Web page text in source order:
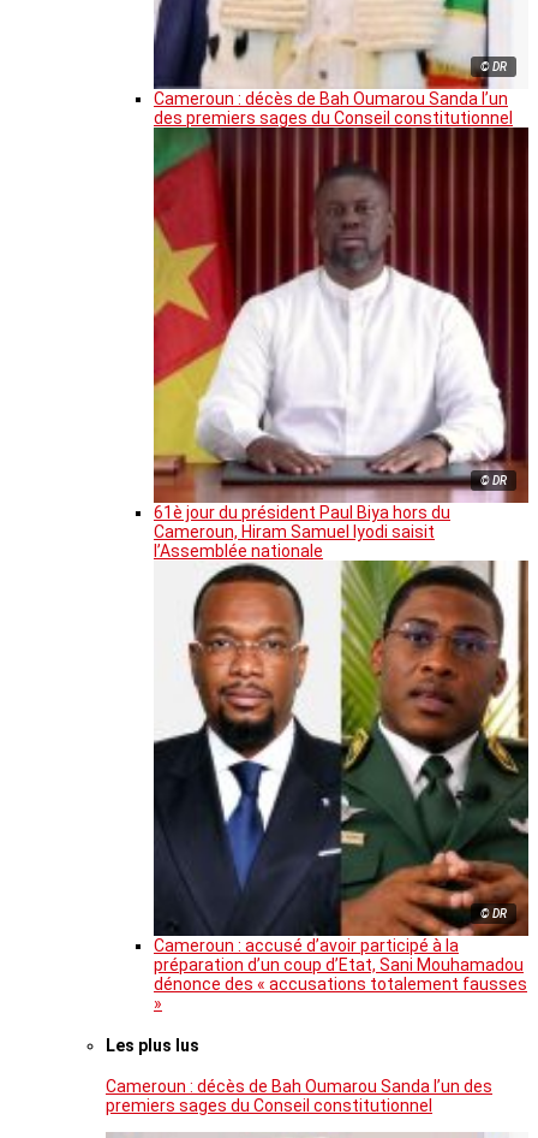
© DR
Cameroun : décès de Bah Oumarou Sanda l’un
des premiers sages du Conseil constitutionnel
© DR
61è jour du président Paul Biya hors du
Cameroun, Hiram Samuel Iyodi saisit
l’Assemblée nationale
© DR
Cameroun : accusé d’avoir participé à la
préparation d’un coup d’Etat, Sani Mouhamadou
dénonce des « accusations totalement fausses
»
Les plus lus
Cameroun : décès de Bah Oumarou Sanda l’un des
premiers sages du Conseil constitutionnel